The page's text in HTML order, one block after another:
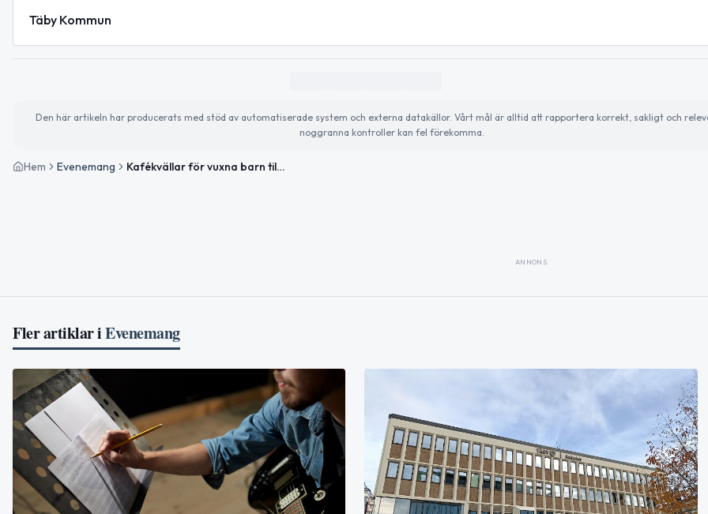
Täby Kommun
Den här artikeln har producerats med stöd av automatiserade system och externa datakällor. Vårt mål är alltid att rapportera korrekt, sakligt och
noggranna kontroller kan fel förekomma.
Hem Evenemang Kafékvällar för vuxna barn till personer med kognitiv sjukdom eller demens
ANNONS
Fler artiklar iEvenemang